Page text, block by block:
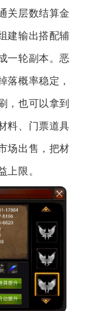
关层数结算金
建输出搭配辅
一轮副本。恶
落概率稳定，
，也可以拿到
料、门票道具
场出售，把材
上限。